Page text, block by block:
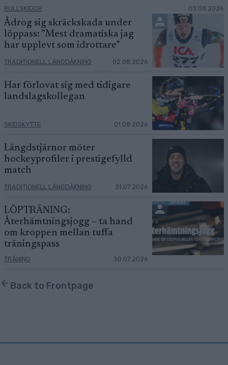
RULLSKIDOR 03.08.2026
Ådrog sig skräckskada under
löppass: ”Mest dramatiska jag
har upplevt som idrottare”
TRADITIONELL LÄNGDÅKNING 02.08.2026
Har förlovat sig med tidigare
landslagskollegan
SKIDSKYTTE 01.08.2026
Längdstjärnor möter
hockeyprofiler i prestigefylld
match
TRADITIONELL LÄNGDÅKNING 31.07.2026
LÖPTRÄNING:
Återhämtningsjogg – ta hand
om kroppen mellan tuffa
träningspass
TRÄNING 30.07.2026
Back to Frontpage